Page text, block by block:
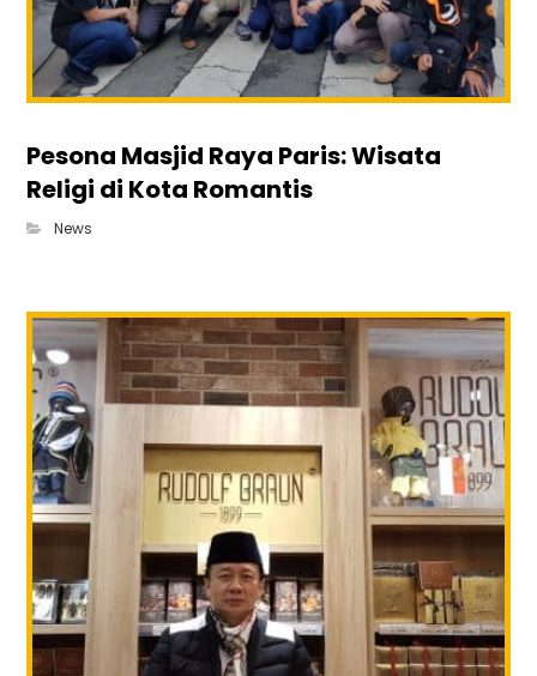
Pesona Masjid Raya Paris: Wisata
Religi di Kota Romantis
News